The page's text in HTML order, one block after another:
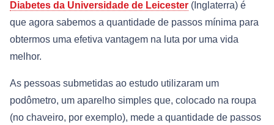
Diabetes da Universidade de Leicester (Inglaterra) é
que agora sabemos a quantidade de passos mínima para
obtermos uma efetiva vantagem na luta por uma vida
melhor.
As pessoas submetidas ao estudo utilizaram um
podômetro, um aparelho simples que, colocado na roupa
(no chaveiro, por exemplo), mede a quantidade de passos